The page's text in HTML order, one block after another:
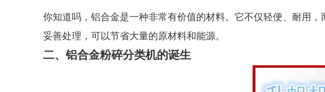
你知道吗，铝合金是一种非常有价值的材料。它不仅轻便、耐用
妥善处理，可以节省大量的原材料和能源。
二、铝合金粉碎分类机的诞生